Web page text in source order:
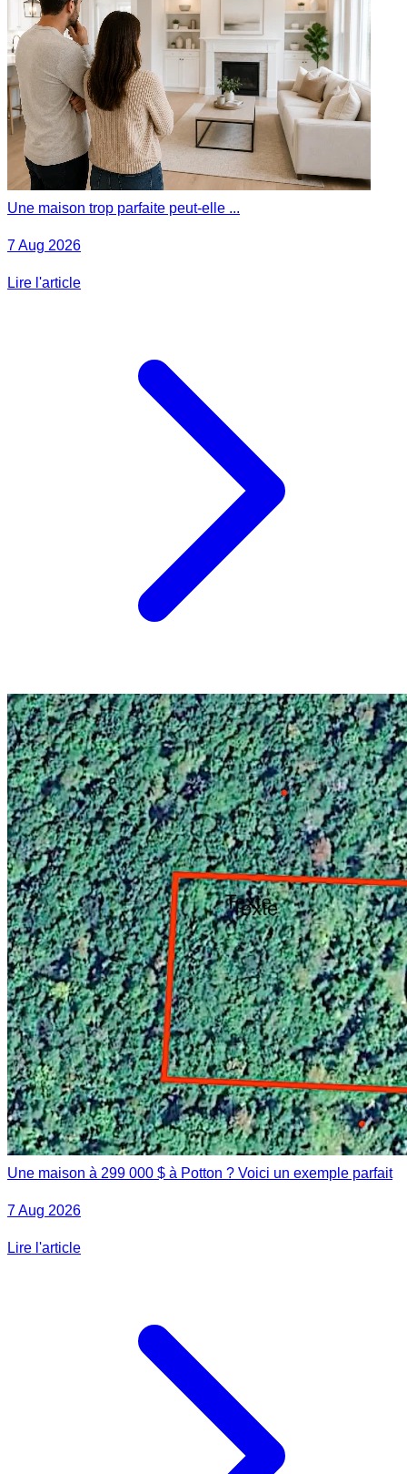
Une maison trop parfaite peut-elle ...
7 Aug 2026
Lire l'article
Une maison à 299 000 $ à Potton ? Voici un exemple parfait
7 Aug 2026
Lire l'article